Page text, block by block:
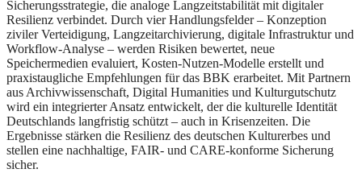
Sicherungsstrategie, die analoge Langzeitstabilität mit digitaler
Resilienz verbindet. Durch vier Handlungsfelder – Konzeption
ziviler Verteidigung, Langzeitarchivierung, digitale Infrastruktur und
Workflow-Analyse – werden Risiken bewertet, neue
Speichermedien evaluiert, Kosten-Nutzen-Modelle erstellt und
praxistaugliche Empfehlungen für das BBK erarbeitet. Mit Partnern
aus Archivwissenschaft, Digital Humanities und Kulturgutschutz
wird ein integrierter Ansatz entwickelt, der die kulturelle Identität
Deutschlands langfristig schützt – auch in Krisenzeiten. Die
Ergebnisse stärken die Resilienz des deutschen Kulturerbes und
stellen eine nachhaltige, FAIR- und CARE-konforme Sicherung
sicher.